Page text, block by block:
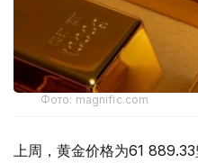
Фото: magnific.com
上周，黄金价格为61